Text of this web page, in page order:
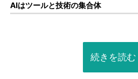
AIはツールと技術の集合体
続きを読む